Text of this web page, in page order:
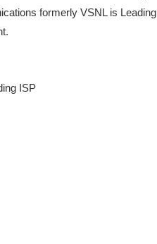
formerly VSNL is Leading
ISP